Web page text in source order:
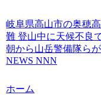
岐阜県高山市の奥穂
難 登山中に天候不良
朝から山岳警備隊ら
NEWS NNN
ホーム